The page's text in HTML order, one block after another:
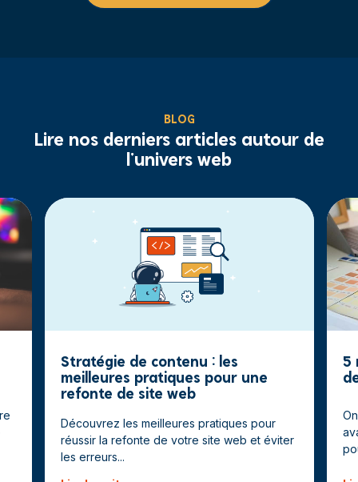
BLOG
Lire nos derniers articles autour de
l'univers web
Stratégie de contenu : les
meilleures pratiques pour une
refonte de site web
Découvrez les meilleures pratiques pour
réussir la refonte de votre site web et éviter
les erreurs...
5